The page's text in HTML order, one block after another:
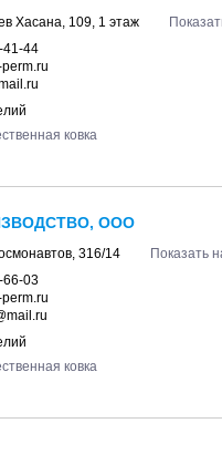
Хасана, 109, 1 этаж
41-44
ковка
ООО
316/14
Показать
66-03
ковка